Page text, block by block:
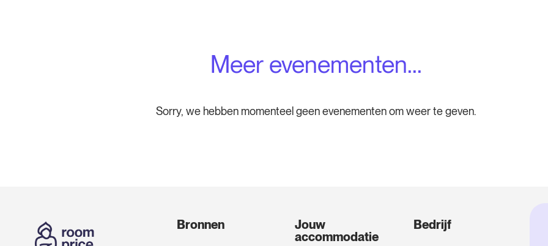
Meer evenementen...
Sorry, we hebben momenteel geen evenementen om weer te geven.
Bronnen
Jouw
accommodatie
Bedrijf